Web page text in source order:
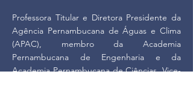
Professora Titular e Diretora Presidente da
Agência Pernambucana de Águas e Clima
(APAC), membro da Academia
Pernambucana de Engenharia e da
Academia Pernambucana de Ciências, Vice-